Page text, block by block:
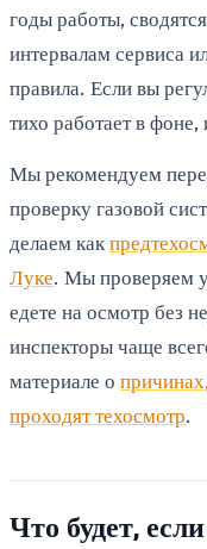
годы работы,
интервалам сервиса
правила. Если вы
тихо работает в фоне,
Мы рекомендуем
проверку газовой
делаем как
Луке. Мы проверяем
едете на осмотр без
инспекторы чаще
материале о
проходят техосмотр.
Что будет,